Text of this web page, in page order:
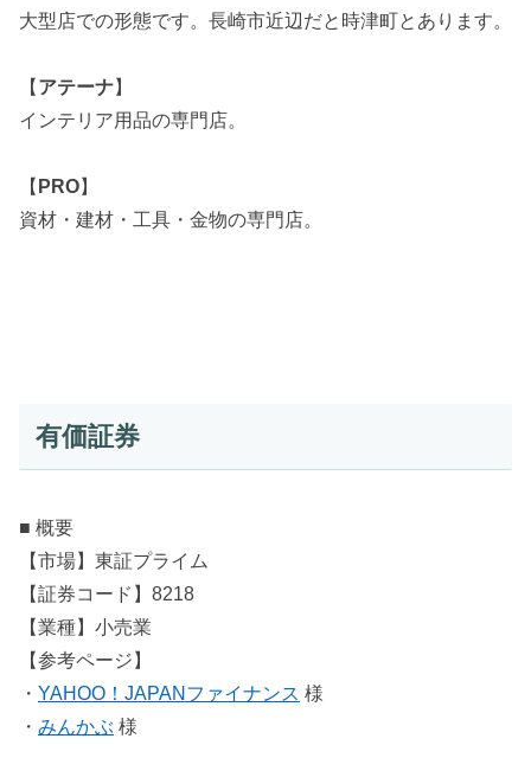
大型店での形態です。長崎市近辺だと時津町とあります。
【 アテーナ】
インテリア用品の専門店。
【 PRO】
資材・建材・工具・金物の専門店。
有価証券
■ 概要
【市場】東証プライム
【証券コード】8218
【業種】小売業
【参考ページ】
・ YAHOO！JAPANファイナンス 様
・ みんかぶ 様